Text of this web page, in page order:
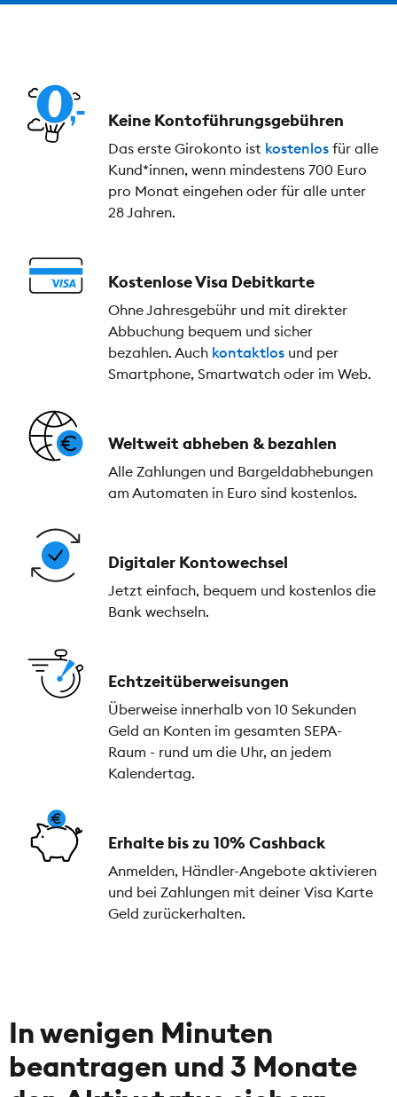
Keine Kontoführungs­gebühren
Das erste Girokonto ist kostenlos für alle
Kund*innen, wenn mindestens 700 Euro
pro Monat eingehen oder für alle unter
28 Jahren.
Kostenlose Visa Debitkarte
Ohne Jahresgebühr und mit direkter
Abbuchung bequem und sicher
bezahlen. Auch kontaktlos und per
Smartphone, Smartwatch oder im Web.
Weltweit abheben & bezahlen
Alle Zahlungen und Bargeldabhebungen
am Automaten in Euro sind kostenlos.
Digitaler Kontowechsel
Jetzt einfach, bequem und kostenlos die
Bank wechseln.
Echtzeitüberweisungen
Überweise innerhalb von 10 Sekunden
Geld an Konten im gesamten SEPA-
Raum - rund um die Uhr, an jedem
Kalendertag.
Erhalte bis zu 10% Cashback
Anmelden, Händler-Angebote aktivieren
und bei Zahlungen mit deiner Visa Karte
Geld zurückerhalten.
In wenigen Minuten
beantragen und 3 Monate